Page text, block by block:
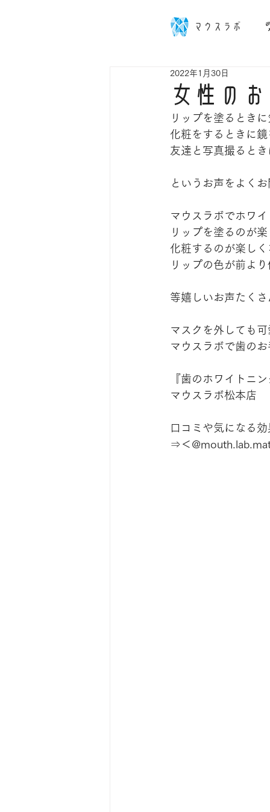
マウスラボ
女性の
2022年1月30日
リップを塗るとき
化粧をするときに
友達と写真撮ると
というお声をよく
マウスラボでホワ
リップを塗るのが
化粧するのが楽しく
リップの色が前よ
等嬉しいお声たく
マスクを外しても
マウスラボで歯の
『歯のホワイトニ
マウスラボ松本店
口コミや気になる
⇒＜